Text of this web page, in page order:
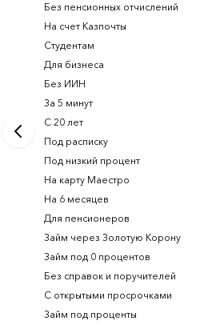
Без пенсионных отчислений
На счет Казпочты
Студентам
Для бизнеса
Без ИИН
За 5 минут
С 20 лет
Под расписку
Под низкий процент
На карту Маестро
На 6 месяцев
Для пенсионеров
Займ через Золотую Корону
Займ под 0 процентов
Без справок и поручителей
С открытыми просрочками
Займ под проценты